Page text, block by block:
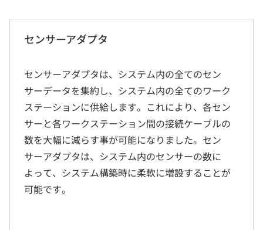
センサーアダプタ
センサーアダプタは、システム内の全てのセン
サーデータを集約し、システム内の全てのワーク
ステーションに供給します。これにより、各セン
サーと各ワークステーション間の接続ケーブルの
数を大幅に減らす事が可能になりました。セン
サーアダプタは、システム内のセンサーの数に
よって、システム構築時に柔軟に増設することが
可能です。